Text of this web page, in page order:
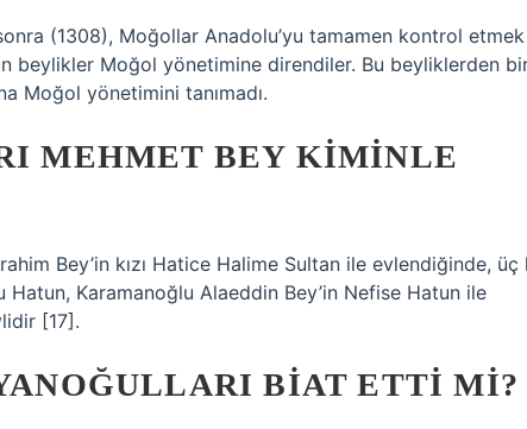
(1308), Moğollar Anadolu’yu tamamen kontrol etmek
beylikler Moğol yönetimine direndiler. Bu beyliklerden
Moğol yönetimini tanımadı.
MEHMET BEY KIMINLE
Bey’in kızı Hatice Halime Sultan ile evlendiğinde, üç
Karamanoğlu Alaeddin Bey’in Nefise Hatun ile
[17].
BIAT ETTI MI?